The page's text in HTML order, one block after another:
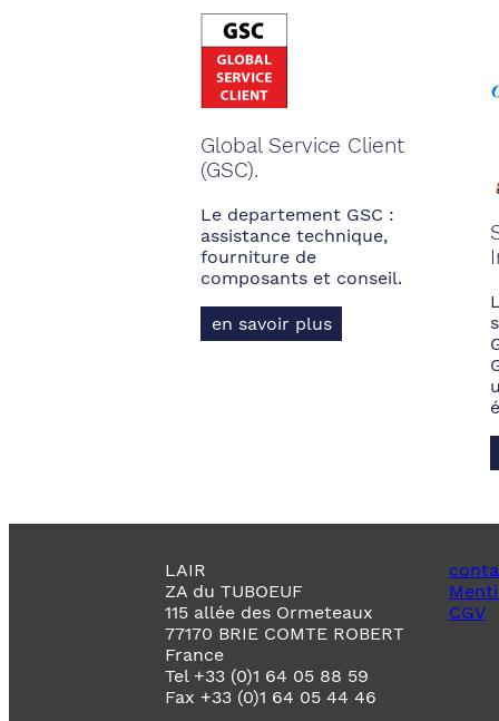
Global Service Client
(GSC).
Le departement GSC :
assistance technique,
fourniture de
composants et conseil.
en savoir plus
LAIR
ZA du TUBOEUF
115 allée des Ormeteaux
77170 BRIE COMTE ROBERT
France
Tel +33 (0)1 64 05 88 59
Fax +33 (0)1 64 05 44 46
CGV